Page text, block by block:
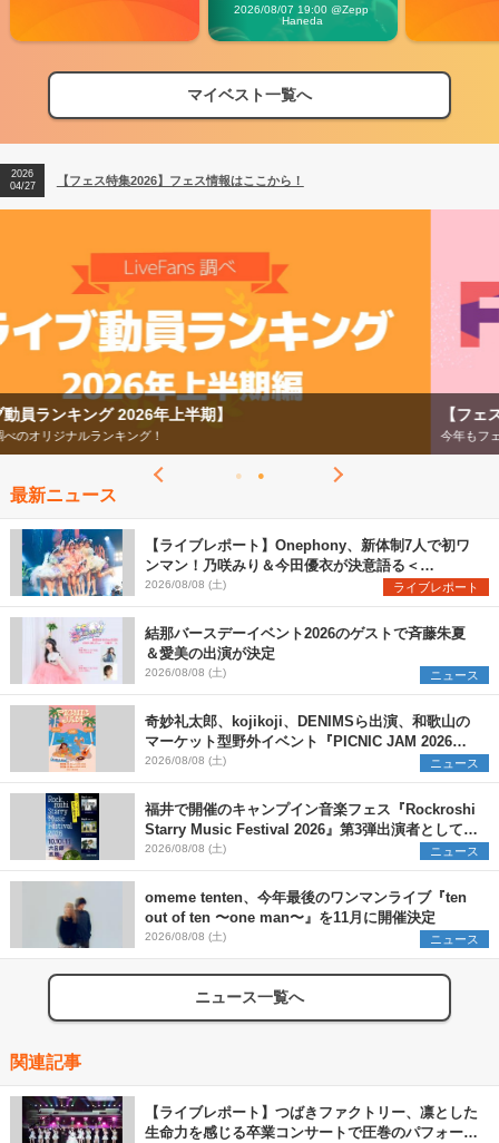
Carnival」
2026/08/07 19:00 @Zepp
Haneda
マイベスト一覧へ
【フェス特集2026】フェス情報はここから！
【ライブ動員ランキング】2026年上半期編発表！
2026
04/27
【フェス特集2026】フェス情報はここから！
2026
【フェス特集2026】
今年もフェスの季節がやってきた！
最新ニュース
【ライブレポート】Onephony、新体制7人で初ワ
ンマン！乃咲みり＆今田優衣が決意語る＜
Onephony新体制1st Oneman Live はじまりの夏
＞
2026/08/08 (土) ライブレポート
結那バースデーイベント2026のゲストで斉藤朱夏
＆愛美の出演が決定
2026/08/08 (土) ニュース
奇妙礼太郎、kojikoji、DENIMSら出演、和歌山の
マーケット型野外イベント『PICNIC JAM 2026』
早割チケット発売開始
2026/08/08 (土) ニュース
福井で開催のキャンプイン音楽フェス『Rockroshi
Starry Music Festival 2026』第3弾出演者として
SCOOBIE DO、かりゆし58、Reiを発表
2026/08/08 (土) ニュース
omeme tenten、今年最後のワンマンライブ『ten
out of ten 〜one man〜』を11月に開催決定
2026/08/08 (土) ニュース
ニュース一覧へ
関連記事
【ライブレポート】つばきファクトリー、凛とした
生命力を感じる卒業コンサートで圧巻のパフォーマ